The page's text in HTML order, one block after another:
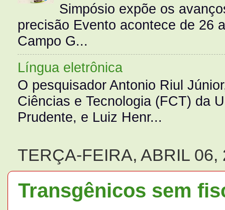
Simpósio expõe os
precisão Evento acontece de 26
Campo G...
Língua eletrônica
O pesquisador Antonio Riul
Ciências e Tecnologia (FCT) da
Prudente, e Luiz Henr...
TERÇA-FEIRA, ABRIL 06,
Transgênicos sem